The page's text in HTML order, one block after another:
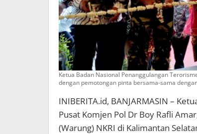
Ketua Badan Nasional Penanggulangan
dengan pemotongan pinta bersama-sama
INIBERITA.id, BANJARMASIN –
Pusat Komjen Pol Dr Boy Rafli
(Warung) NKRI di Kalimantan